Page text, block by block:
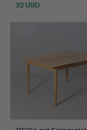
32 USD